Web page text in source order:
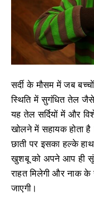
सर्दी के मौसम में जब
स्थिति में सुगंधित तेल जैसे
यह तेल सर्दियों में और
खोलने में सहायक होता
छाती पर इसका हल्के
खुशबू को अपने आप ही
राहत मिलेगी और नाक
जाएगी।